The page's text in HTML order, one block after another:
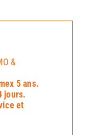
&
5 ans.
jours.
et